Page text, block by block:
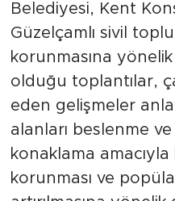
Belediyesi, Kent
Güzelçamlı sivil
korunmasına
olduğu toplantılar,
eden gelişmeler
alanları beslenme ve
konaklama
korunması ve